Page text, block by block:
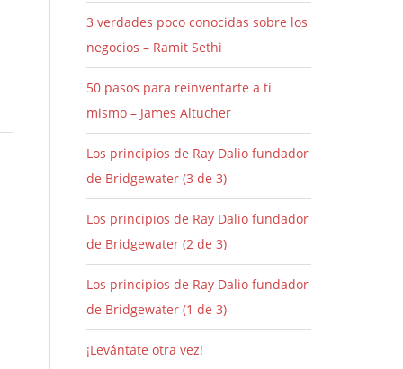
3 verdades poco conocidas sobre los
negocios – Ramit Sethi
50 pasos para reinventarte a ti
mismo – James Altucher
Los principios de Ray Dalio fundador
de Bridgewater (3 de 3)
Los principios de Ray Dalio fundador
de Bridgewater (2 de 3)
Los principios de Ray Dalio fundador
de Bridgewater (1 de 3)
¡Levántate otra vez!